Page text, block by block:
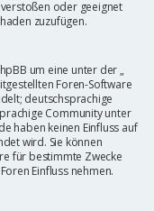
oder geeignet
zuzufügen.
um eine unter der „
Foren-Software
deutschsprachige
Community unter
haben keinen Einfluss auf
wird. Sie können
für bestimmte Zwecke
Einfluss nehmen.